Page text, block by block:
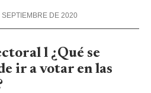
SEPTIEMBRE DE 2020
l ¿Qué se
ir a votar en las